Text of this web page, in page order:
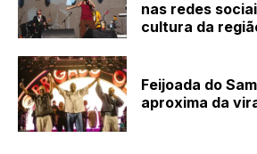
nas redes
cultura da
Feijoada do
aproxima da